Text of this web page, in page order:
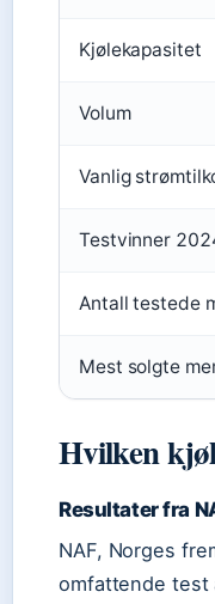
Kjølekapasitet
Volum
Vanlig
Testvinner
Antall testede
Mest solgte
Hvilken
Resultater fra
NAF, Norges
omfattende test